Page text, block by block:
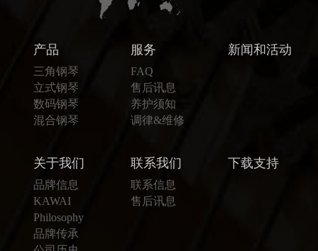
产品
三角钢琴
立式钢琴
数码钢琴
混合钢琴
服务
FAQ
售后讯息
养护须知
调律&维修
新闻和活动
关于我们
品牌信息
KAWAI
Philosophy
品牌传承
联系我们
联系信息
售后讯息
下载支持